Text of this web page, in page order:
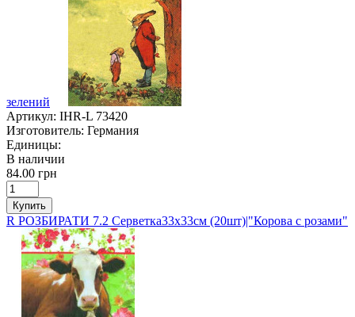
зелений
Артикул: IHR-L 73420
Изготовитель: Германия
Единицы:
В наличии
84.00 грн
Купить
R РОЗБИРАТИ 7.2 Серветка33х33см (20шт)|"Корова с розами"